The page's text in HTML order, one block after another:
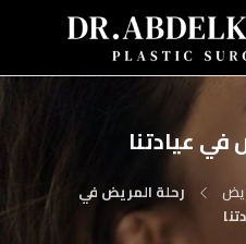
في عيادتنا
رحلة المريض في